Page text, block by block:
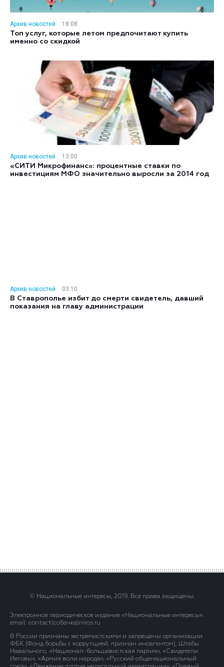
Архив новостей
18:08
Топ услуг, которые летом предпочитают купить
именно со скидкой
Архив новостей
13:00
«СИТИ Микрофинанс»: процентные ставки по
инвестициям МФО значительно выросли за 2014 год
Архив новостей
03:10
В Ставрополье избит до смерти свидетель, давший
показания на главу администрации
© Национальные интересы, 2019. Все права защищены.
Электронное периодическое издание «Национальные интересы» .
email: contact(сoбaчка)niros.ru
В России признаны экстремистскими и запрещены организации
ФБК (Фонд борьбы с коррупцией, признан иноагентом), Штабы
Навального, «Национал-большевистская партия», «Свидетели
Иеговы», «Армия воли народа», «Русский общенациональный